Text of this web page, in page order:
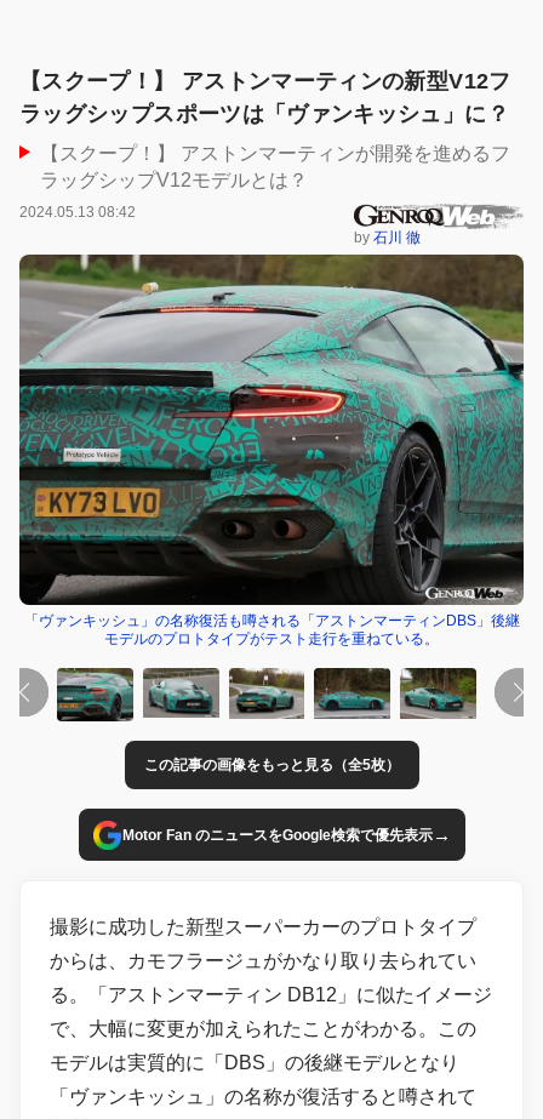
【スクープ！】 アストンマーティンの新型V12フ
ラッグシップスポーツは「ヴァンキッシュ」に？
【スクープ！】 アストンマーティンが開発を進めるフ
ラッグシップV12モデルとは？
2024.05.13 08:42
by 石川 徹
「ヴァンキッシュ」の名称復活も噂される「アストンマーティンDBS」後継
モデルのプロトタイプがテスト走行を重ねている。
この記事の画像をもっと見る（全5枚）
Motor Fan のニュースをGoogle検索で優先表示→
撮影に成功した新型スーパーカーのプロトタイプ
からは、カモフラージュがかなり取り去られてい
る。「アストンマーティン DB12」に似たイメージ
で、大幅に変更が加えられたことがわかる。この
モデルは実質的に「DBS」の後継モデルとなり
「ヴァンキッシュ」の名称が復活すると噂されて